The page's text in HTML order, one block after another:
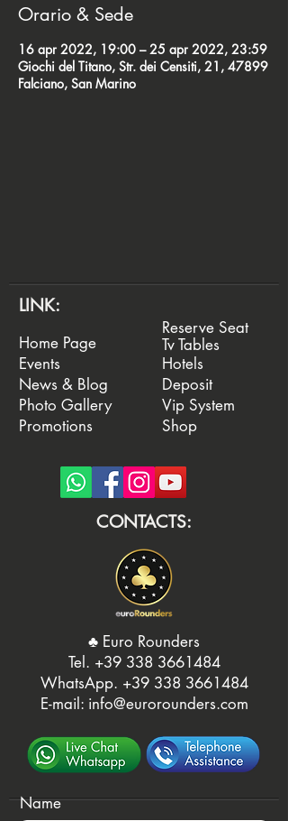
Orario & Sede
16 apr 2022, 19:00 – 25 apr 2022, 23:59
Giochi del Titano, Str. dei Censiti, 21, 47899
Falciano, San Marino
LINK:
Home Page
Events
News & Blog
Photo Gallery
Promotions
Reserve Seat
Tv Tables
Hotels
Deposit
Vip System
Shop
CONTACTS:
♣️ Euro Rounders
Tel. ‭ +39 338 3661484
WhatsApp. ‭+39 338 3661484‬
E-mail: info@eurorounders.com
Name